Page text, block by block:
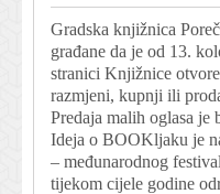
Gradska knjižnica
građane da je od 13.
stranici Knjižnice
razmjeni, kupnji ili
Predaja malih oglasa je
Ideja o BOOKljaku je
– međunarodnog
tijekom cijele godine